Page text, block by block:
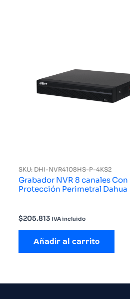
SKU: DHI-NVR4108HS-P-4KS2
Grabador NVR 8 canales Con
Protección Perimetral Dahua
$205.813 IVA incluido
Añadir al carrito